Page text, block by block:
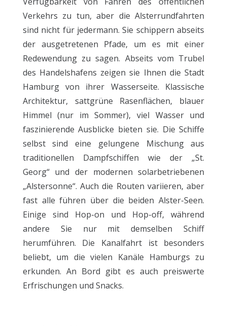
Verkehrs zu tun, aber die Alsterrundfahrten
sind nicht für jedermann. Sie schippern abseits
der ausgetretenen Pfade, um es mit einer
Redewendung zu sagen. Abseits vom Trubel
des Handelshafens zeigen sie Ihnen die Stadt
Hamburg von ihrer Wasserseite. Klassische
Architektur, sattgrüne Rasenflächen, blauer
Himmel (nur im Sommer), viel Wasser und
faszinierende Ausblicke bieten sie. Die Schiffe
selbst sind eine gelungene Mischung aus
traditionellen Dampfschiffen wie der „St.
Georg“ und der modernen solarbetriebenen
„Alstersonne“. Auch die Routen variieren, aber
fast alle führen über die beiden Alster-Seen.
Einige sind Hop-on und Hop-off, während
andere Sie nur mit demselben Schiff
herumführen. Die Kanalfahrt ist besonders
beliebt, um die vielen Kanäle Hamburgs zu
erkunden. An Bord gibt es auch preiswerte
Erfrischungen und Snacks.